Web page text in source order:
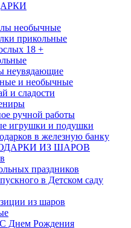
необычные
прикольные
18 +
неувядающие
и необычные
и сладости
ручной работы
игрушки и подушки
в железную банку
ИЗ ШАРОВ
праздников
в Детском саду
из шаров
Днем Рождения